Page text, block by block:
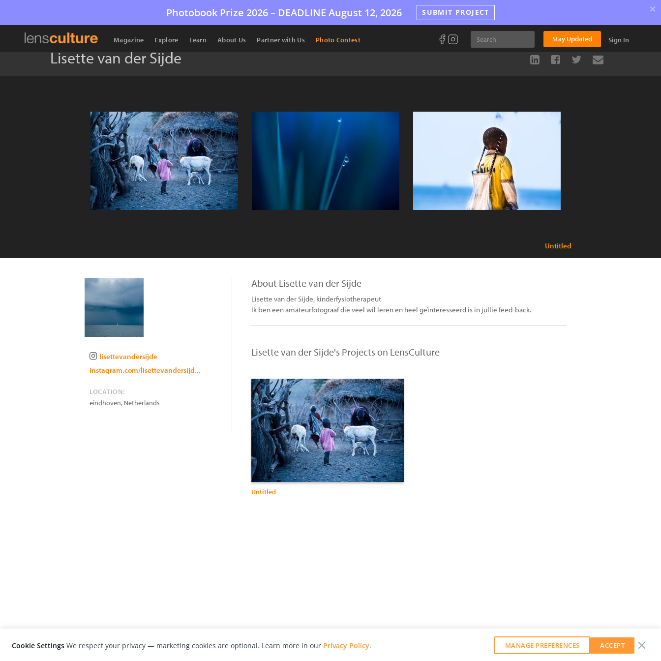
Photobook Prize 2026 – DEADLINE August 12, 2026 SUBMIT PROJECT ×
Magazine Explore Learn About Us Partner with Us Photo Contest Stay Updated Sign In
Lisette van der Sijde
Untitled
lisettevandersijde
instagram.com/lisettevandersijd...
LOCATION:
eindhoven, Netherlands
About Lisette van der Sijde
Lisette van der Sijde, kinderfysiotherapeut
Ik ben een amateurfotograaf die veel wil leren en heel geïnteresseerd is in jullie feed-back.
Lisette van der Sijde's Projects on LensCulture
Untitled
Cookie Settings We respect your privacy — marketing cookies are optional. Learn more in our Privacy Policy. MANAGE PREFERENCES ACCEPT